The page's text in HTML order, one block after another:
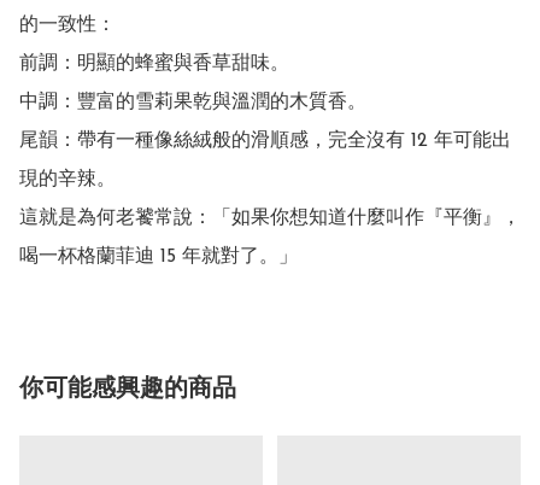
的一致性：
前調：明顯的蜂蜜與香草甜味。
中調：豐富的雪莉果乾與溫潤的木質香。
尾韻：帶有一種像絲絨般的滑順感，完全沒有 12 年可能出
現的辛辣。
這就是為何老饕常說：「如果你想知道什麼叫作『平衡』，
喝一杯格蘭菲迪 15 年就對了。」
你可能感興趣的商品